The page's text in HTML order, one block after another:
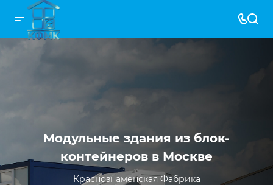
Модульные здания из блок-
контейнеров в Москве
Краснознаменская Фабрика